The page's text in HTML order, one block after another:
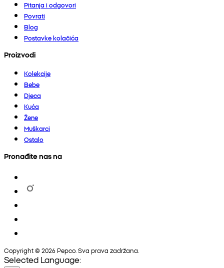
Pitanja i odgovori
Povrati
Blog
Postavke kolačića
Proizvodi
Kolekcije
Bebe
Djeca
Kuća
Žene
Muškarci
Ostalo
Pronađite nas na
Copyright © 2026 Pepco. Sva prava zadržana.
Selected Language: